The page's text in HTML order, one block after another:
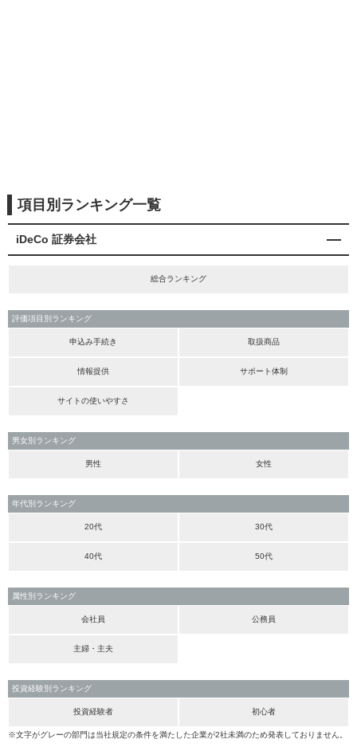
項目別ランキング一覧
iDeCo 証券会社
総合ランキング
評価項目別ランキング
申込み手続き 取扱商品
情報提供 サポート体制
サイトの使いやすさ
男女別ランキング
男性 女性
年代別ランキング
20代 30代
40代 50代
属性別ランキング
会社員 公務員
主婦・主夫
投資経験別ランキング
投資経験者 初心者
※文字がグレーの部門は当社規定の条件を満たした企業が2社未満のため発表しておりません。